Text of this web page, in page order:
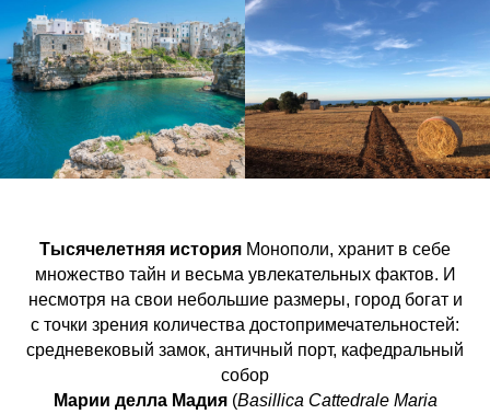
Тысячелетняя история Монополи, хранит в себе
множество тайн и весьма увлекательных фактов. И
несмотря на свои небольшие размеры, город богат и
с точки зрения количества достопримечательностей:
средневековый замок, античный порт, кафедральный
собор
Марии делла Мадия(Basillica Cattedrale Maria